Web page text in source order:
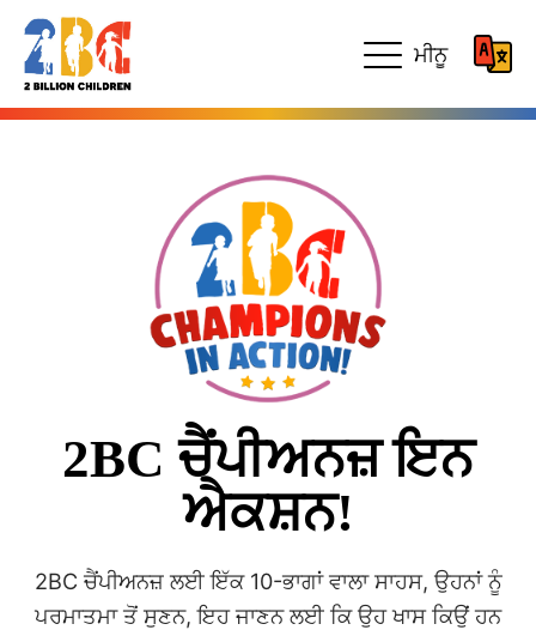
ਮੀਨੂ
2BC ਚੈਂਪੀਅਨਜ਼ ਇਨ
ਐਕਸ਼ਨ!
2BC ਚੈਂਪੀਅਨਜ਼ ਲਈ ਇੱਕ 10-ਭਾਗਾਂ ਵਾਲਾ ਸਾਹਸ, ਉਹਨਾਂ ਨੂੰ
ਪਰਮਾਤਮਾ ਤੋਂ ਸੁਣਨ, ਇਹ ਜਾਣਨ ਲਈ ਕਿ ਉਹ ਖਾਸ ਕਿਉਂ ਹਨ